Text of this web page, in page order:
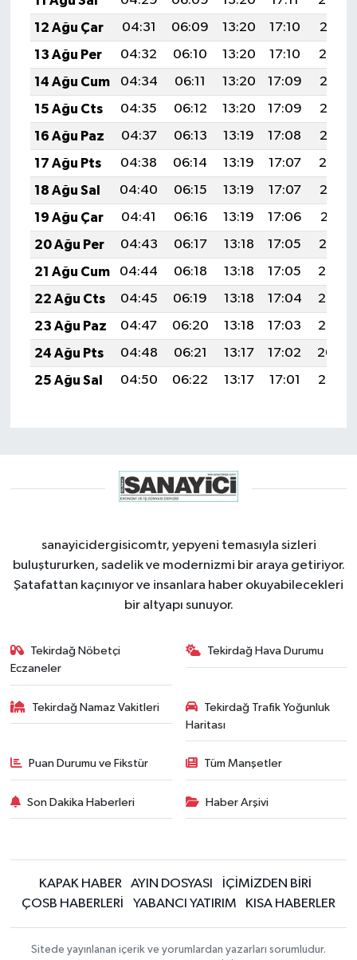
12 Ağu Çar
04:31 06:09 13:20 17:10
20:21
13 Ağu Per
04:32 06:10 13:20 17:10
20:19
14 Ağu Cum
04:34 06:11 13:20 17:09
20:18
15 Ağu Cts
04:35 06:12 13:20 17:09
20:17
16 Ağu Paz
04:37 06:13 13:19 17:08
20:15
17 Ağu Pts
04:38 06:14 13:19 17:07
20:14
18 Ağu Sal
04:40 06:15 13:19 17:07
20:12
19 Ağu Çar
04:41 06:16 13:19 17:06
20:11
20 Ağu Per
04:43 06:17 13:18 17:05
20:10
21 Ağu Cum
04:44 06:18 13:18 17:05
20:08
22 Ağu Cts
04:45 06:19 13:18 17:04
20:07
23 Ağu Paz
04:47 06:20 13:18 17:03
20:05
24 Ağu Pts
04:48 06:21 13:17 17:02
20:04
25 Ağu Sal
04:50 06:22 13:17 17:01 20:02
sanayicidergisicomtr, yepyeni temasıyla sizleri
buluştururken, sadelik ve modernizmi bir araya getiriyor.
Şatafattan kaçınıyor ve insanlara haber okuyabilecekleri
bir altyapı sunuyor.
Tekirdağ Nöbetçi
Eczaneler
Tekirdağ Hava Durumu
Tekirdağ Namaz Vakitleri
Tekirdağ Trafik Yoğunluk
Haritası
Puan Durumu ve Fikstür Tüm Manşetler
Son Dakika Haberleri Haber Arşivi
KAPAK HABER AYIN DOSYASI
İÇİMİZDEN BİRİ
ÇOSB HABERLERİ
YABANCI YATIRIM KISA HABERLER
Sitede yayınlanan içerik ve yorumlardan yazarları sorumludur.